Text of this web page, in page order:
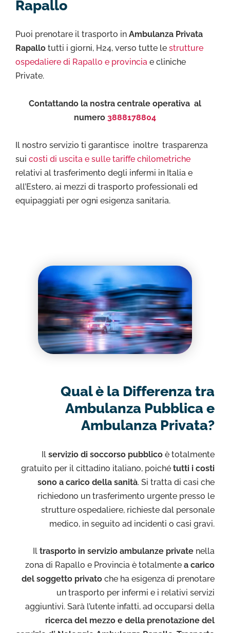
Rapallo
Puoi prenotare il trasporto in Ambulanza Privata
Rapallo tutti i giorni, H24, verso tutte le strutture
ospedaliere di Rapallo e provincia e cliniche
Private.
Contattando la nostra centrale operativa al
numero 3888178804
Il nostro servizio ti garantisce inoltre trasparenza
sui costi di uscita e sulle tariffe chilometriche
relativi al trasferimento degli infermi in Italia e
all’Estero, ai mezzi di trasporto professionali ed
equipaggiati per ogni esigenza sanitaria.
Qual è la Differenza tra
Ambulanza Pubblica e
Ambulanza Privata?
Il servizio di soccorso pubblico è totalmente
gratuito per il cittadino italiano, poiché tutti i costi
sono a carico della sanità. Si tratta di casi che
richiedono un trasferimento urgente presso le
strutture ospedaliere, richieste dal personale
medico, in seguito ad incidenti o casi gravi.
Il trasporto in servizio ambulanze private nella
zona di Rapallo e Provincia è totalmente a carico
del soggetto privato che ha esigenza di prenotare
un trasporto per infermi e i relativi servizi
aggiuntivi. Sarà l’utente infatti, ad occuparsi della
ricerca del mezzo e della prenotazione del